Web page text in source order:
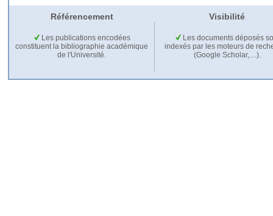
Référencement Visibilité
Les publications encodées
constituent la bibliographie académique
de l'Université.
Les documents déposés
indexés par les moteurs de
(Google Scholar,…).